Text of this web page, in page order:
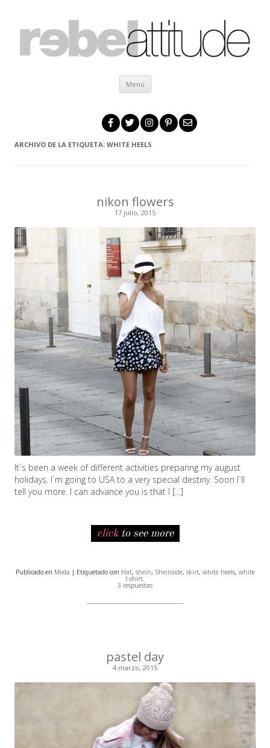
Menú Ir al contenido
ARCHIVO DE LA ETIQUETA: WHITE HEELS
nikon flowers
17 julio, 2015
It´s been a week of different activities preparing my august
holidays. I´m going to USA to a very special destiny. Soon I´ll
tell you more. I can advance you is that I […]
clickto see more
Publicado en Moda | Etiquetado con Hat, shein, Sheinside, skirt, white heels, white
t-shirt
3 respuestas
pastel day
4 marzo, 2015